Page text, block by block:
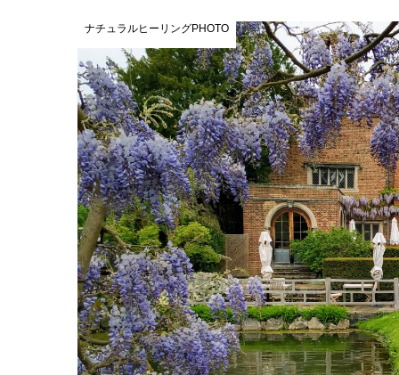
ナチュラルヒーリングPHOTO